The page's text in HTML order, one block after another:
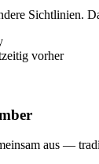
Sichtlinien.
vorher
aus —